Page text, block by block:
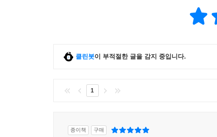
클린봇이 부적절한 글을 감지 중입니다.
1
종이책 구매